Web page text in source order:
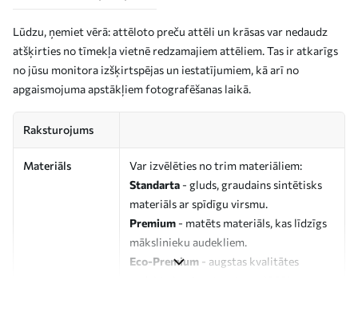
Lūdzu, ņemiet vērā: attēloto preču attēli un krāsas var nedaudz
atšķirties no tīmekļa vietnē redzamajiem attēliem. Tas ir atkarīgs
no jūsu monitora izšķirtspējas un iestatījumiem, kā arī no
apgaismojuma apstākļiem fotografēšanas laikā.
Raksturojums
Materiāls
Var izvēlēties no trim materiāliem:
Standarta - gluds, graudains sintētisks
materiāls ar spīdīgu virsmu.
Premium - matēts materiāls, kas līdzīgs
mākslinieku audekliem.
Eco-Premium - augstas kvalitātes